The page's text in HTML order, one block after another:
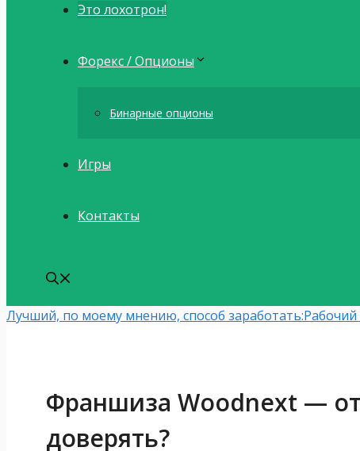
Это лохотрон!
Форекс / Опционы
Бинарные опционы
Игры
Контакты
Лучший, по моему мнению, способ заработать:Рабочий
Франшиза Woodnext —
доверять?